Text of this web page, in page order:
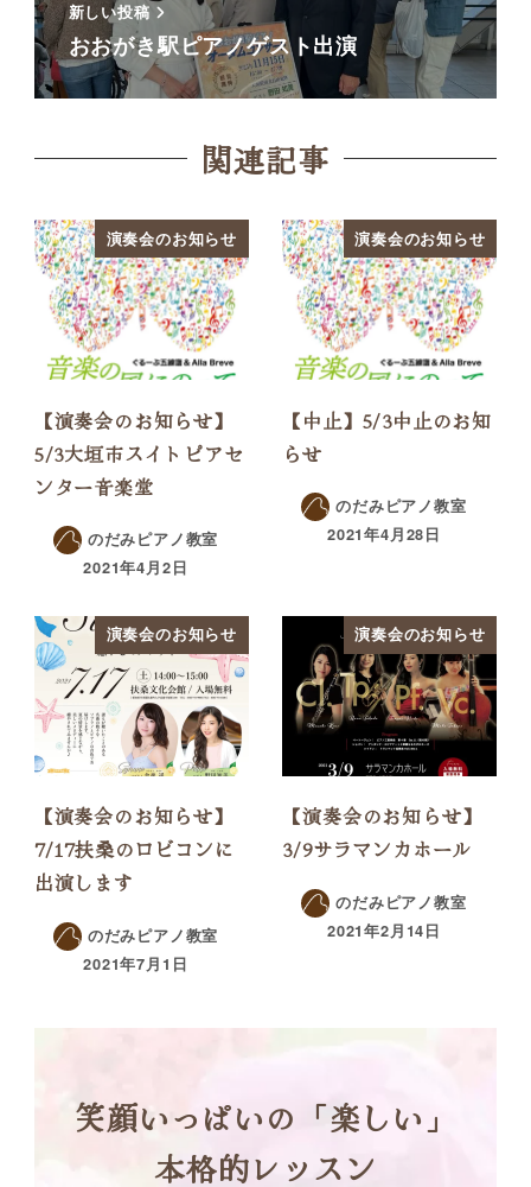
新しい投稿
おおがき駅ピアノゲスト出演
関連記事
演奏会のお知らせ
【演奏会のお知らせ】
5/3大垣市スイトピアセ
ンター音楽堂
のだみピアノ教室
2021年4月2日
演奏会のお知らせ
【中止】5/3中止のお知
らせ
のだみピアノ教室
2021年4月28日
演奏会のお知らせ
【演奏会のお知らせ】
7/17扶桑のロビコンに
出演します
のだみピアノ教室
2021年7月1日
演奏会のお知らせ
【演奏会のお知らせ】
3/9サラマンカホール
のだみピアノ教室
2021年2月14日
笑顔いっぱいの「楽しい」
本格的レッスン